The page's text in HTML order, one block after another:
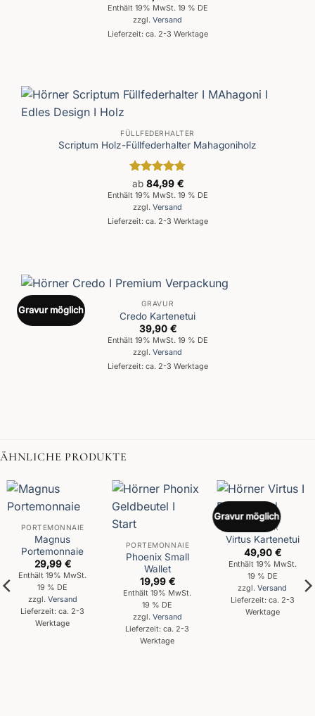
Enthält 19% MwSt. 19 % DE
zzgl. Versand
Lieferzeit: ca. 2-3 Werktage
FÜLLFEDERHALTER
Scriptum Holz-Füllfederhalter Mahagoniholz
Bewertet
mit4.8
von 5
ab 84,99 €
Enthält 19% MwSt. 19 % DE
zzgl. Versand
Lieferzeit: ca. 2-3 Werktage
Gravur möglich
GRAVUR
Credo Kartenetui
39,90 €
Enthält 19% MwSt. 19 % DE
zzgl. Versand
Lieferzeit: ca. 2-3 Werktage
ÄHNLICHE PRODUKTE
PORTEMONNAIE
Magnus
Portemonnaie
29,99 €
Enthält 19% MwSt.
19 % DE
zzgl. Versand
Lieferzeit: ca. 2-3
Werktage
PORTEMONNAIE
Phoenix Small
Wallet
19,99 €
Enthält 19% MwSt.
19 % DE
zzgl. Versand
Lieferzeit: ca. 2-3
Werktage
Gravur möglich
GRAVUR
Virtus Kartenetui
49,90 €
Enthält 19% MwSt.
19 % DE
zzgl.Versand
Lieferzeit: ca. 2-3
Werktage